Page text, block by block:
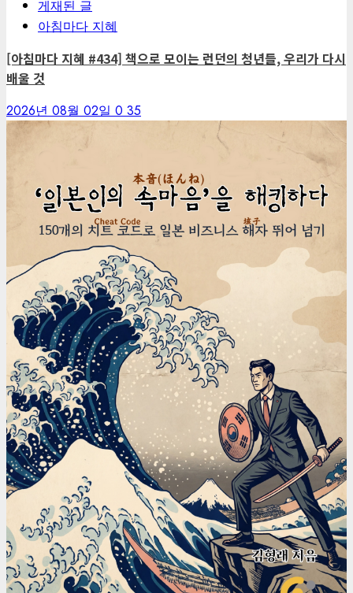
게재된 글
아침마다 지혜
[아침마다 지혜 #434] 책으로 모이는 런던의 청년들, 우리가 다시
배울 것
2026년 08월 02일 0 35